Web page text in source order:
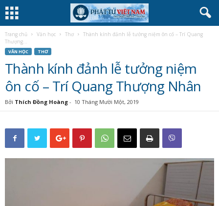
Trang chủ Văn học Thơ
Thành kính đảnh lễ tưởng niệm ôn cố – Trí Quang
Thượng...
VĂN HỌC THƠ
Thành kính đảnh lễ tưởng niệm
ôn cố – Trí Quang Thượng Nhân
Bởi Thích Đồng Hoàng - 10 Tháng Mười Một, 2019